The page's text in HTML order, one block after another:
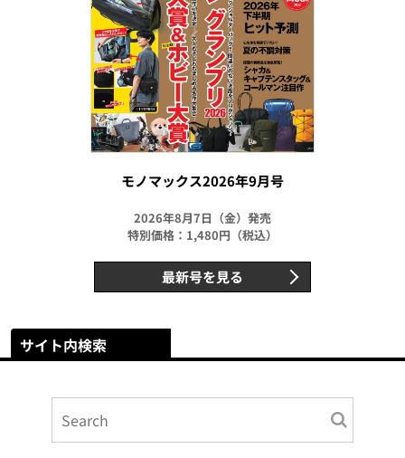
モノマックス2026年9月号
2026年8月7日（金）発売
特別価格：1,480円（税込）
最新号を見る
サイト内検索